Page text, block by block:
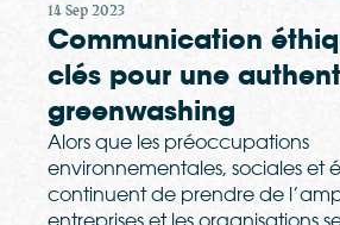
14 Sep 2023
Communication
clés pour une
greenwashing
Alors que les préoccupations
environnementales, sociales et
continuent de prendre de